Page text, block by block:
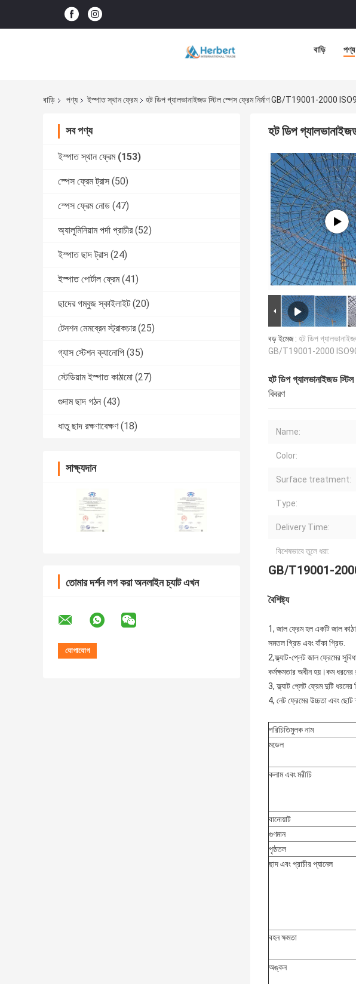
বাড়ি পণ্য
বাড়ি পণ্য ইস্পাত স্থান ফ্রেম হট ডিপ গ্যালভানাইজড স্টিল স্পেস ফ্রেম নির্মাণ GB/T19001-2000
সব পণ্য
ইস্পাত স্থান ফ্রেম (153)
স্পেস ফ্রেম ট্রাস (50)
স্পেস ফ্রেম নোড (47)
অ্যালুমিনিয়াম পর্দা প্রাচীর (52)
ইস্পাত ছাদ ট্রাস (24)
ইস্পাত পোর্টাল ফ্রেম (41)
ছাদের গম্বুজ স্কাইলাইট (20)
টেনশন মেমব্রেন স্ট্রাকচার (25)
গ্যাস স্টেশন ক্যানোপি (35)
স্টেডিয়াম ইস্পাত কাঠামো (27)
গুদাম ছাদ গঠন (43)
ধাতু ছাদ রক্ষণাবেক্ষণ (18)
সাক্ষ্যদান
তোমার দর্শন লগ করা অনলাইন চ্যাট এখন
হট ডিপ
বড় ইমেজ : হট ডিপ
GB/T19001-2000
হট ডিপ গ্যালভানাইজড
বিবরণ
Name:
Color:
Surface treatment:
Type:
Delivery Time:
বিশেষভাবে তুলে ধরা:
GB/T19001-
বৈশিষ্ট্য
1, জাল ফ্রেম হল একটি জাল
সমতল গ্রিড এবং বাঁকা গ্রিড.
2,ফ্ল্যাট-প্লেট জাল ফ্রেমের
কর্মক্ষমতার অধীন হয়।কম
3, ফ্ল্যাট প্লেট ফ্রেম দুটি
4, নেট ফ্রেমের উচ্চতা এবং
পরিচিতিমুলক নাম
মডেল
কলাম এবং মরীচি
বানোয়াট
গুণমান
পৃষ্ঠতল
ছাদ এবং প্রাচীর প্যানেল
বহন ক্ষমতা
অঙ্কন